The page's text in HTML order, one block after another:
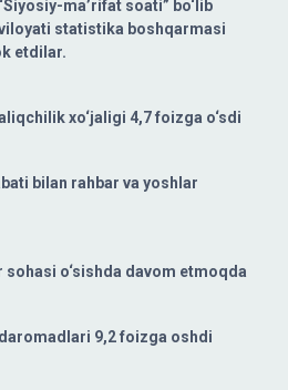
ma’rifat soati” bo‘lib
statistika boshqarmasi
etdilar.
xo‘jaligi 4,7 foizga o‘sdi
bilan rahbar va yoshlar
o‘sishda davom etmoqda
9,2 foizga oshdi